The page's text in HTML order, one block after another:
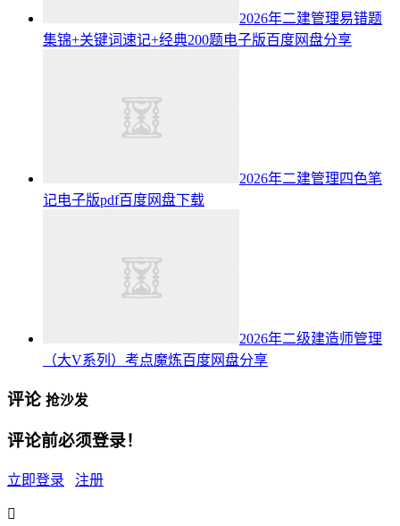
2026年二建管理易错题
集锦+关键词速记+经典200题电子版百度网盘分享
2026年二建管理四色笔
记电子版pdf百度网盘下载
2026年二级建造师管理
（大V系列）考点魔炼百度网盘分享
评论 抢沙发
评论前必须登录！
立即登录 注册
